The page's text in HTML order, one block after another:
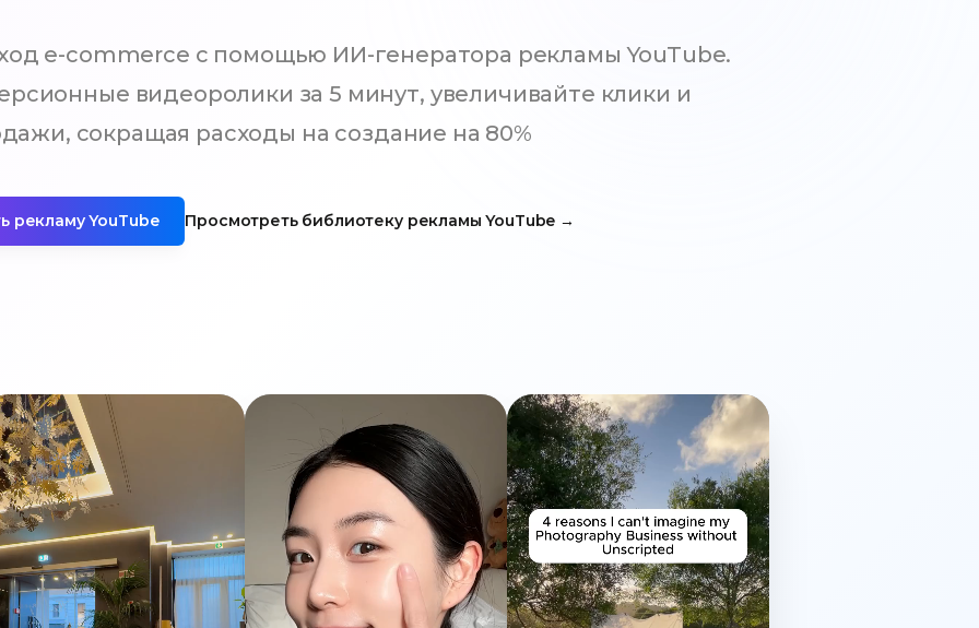
e-commerce с помощью ИИ-генератора рекламы YouTube.
видеоролики за 5 минут, увеличивайте клики и
сокращая расходы на создание на 80%
рекламу YouTube Просмотреть библиотеку рекламы YouTube →